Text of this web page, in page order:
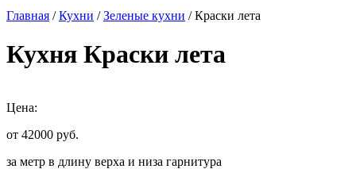
Главная /Кухни /Зеленые кухни / Краски лета
Кухня Краски лета
Цена:
от 42000 руб.
за метр в длину верха и низа гарнитура